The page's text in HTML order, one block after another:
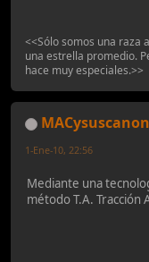
<<Sólo somos una raza
una estrella promedio.
hace muy especiales.>>
MACysuscanon
1-Ene-10, 22:56
Mediante una
método T.A. Tracción